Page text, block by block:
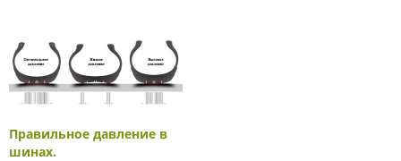
Правильное давление в
шинах.